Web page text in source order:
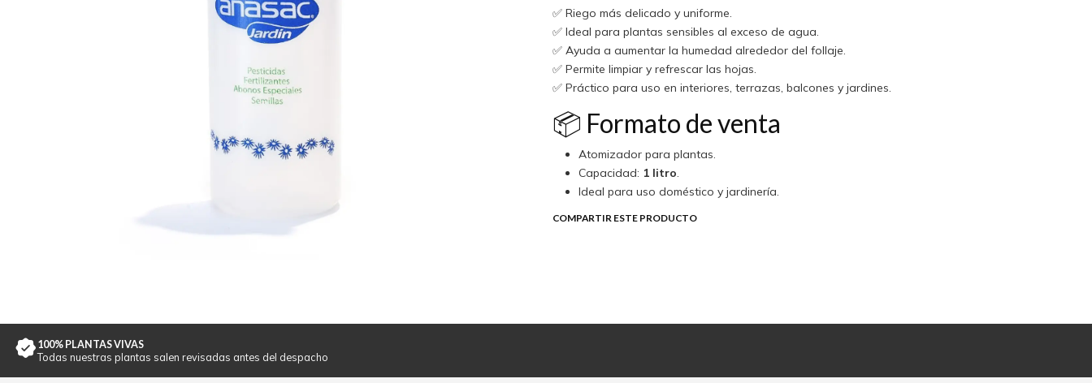
✅ Riego más delicado y uniforme.
✅ Ideal para plantas sensibles al exceso de agua.
✅ Ayuda a aumentar la humedad alrededor del follaje.
✅ Permite limpiar y refrescar las hojas.
✅ Práctico para uso en interiores, terrazas, balcones y jardines.
📦 Formato de venta
Atomizador para plantas.
Capacidad: 1 litro.
Ideal para uso doméstico y jardinería.
COMPARTIR ESTE PRODUCTO
100% PLANTAS VIVAS
Todas nuestras plantas salen revisadas antes del despacho